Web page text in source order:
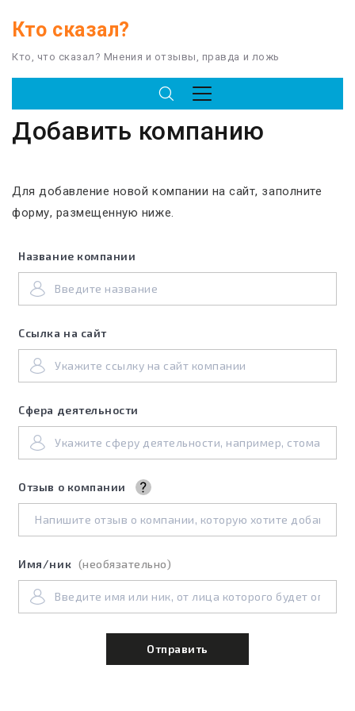
Кто сказал?
Кто, что сказал? Мнения и отзывы, правда и ложь
Добавить компанию
Для добавление новой компании на сайт, заполните
форму, размещенную ниже.
Название компании
Ссылка на сайт
Сфера деятельности
Отзыв о компании
положительный, негативный или
нейтральный. Главное, чтобы он
описывал ваш личный опыт
компанией
Имя/ник (необязательно)